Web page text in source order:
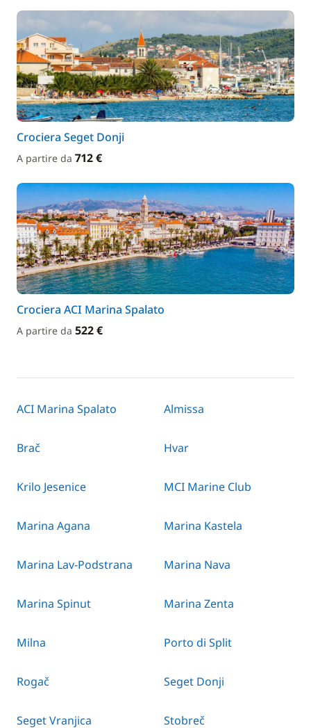
Crociera Seget Donji
A partire da 712 €
Crociera ACI Marina Spalato
A partire da 522 €
ACI Marina Spalato Almissa
Brač Hvar
Krilo Jesenice MCI Marine Club
Marina Agana Marina Kastela
Marina Lav-Podstrana Marina Nava
Marina Spinut Marina Zenta
Milna Porto di Split
Rogač Seget Donji
Seget Vranjica Stobreč